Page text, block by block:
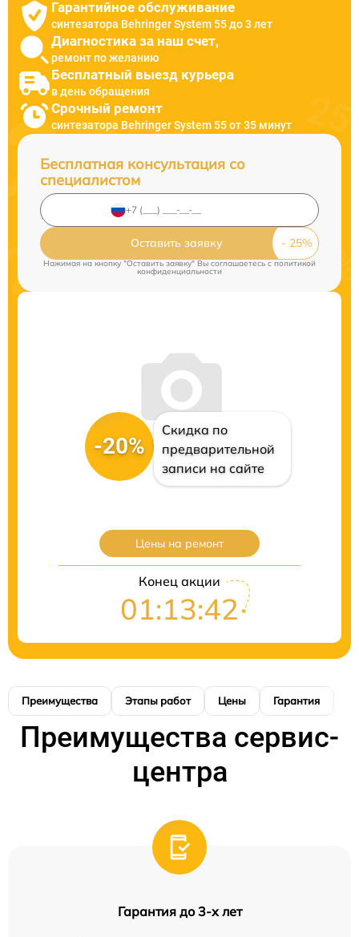
Гарантийное обслуживание
синтезатора Behringer System 55 до 3 лет
Диагностика за наш счет,
ремонт по желанию
Бесплатный выезд курьера
в день обращения
Срочный ремонт
синтезатора Behringer System 55 от 35 минут
Бесплатная консультация со
специалистом
Оставить заявку
Нажимая на кнопку "Оставить заявку" Вы соглашаетесь cполитикой
конфиденциальности
-20%
Скидка по
предварительной
записи на сайте
Цены на ремонт
Конец акции
01:13:41
Преимущества Этапы работ Цены Гарантия
Преимущества сервис-
центра
Гарантия до 3-х лет